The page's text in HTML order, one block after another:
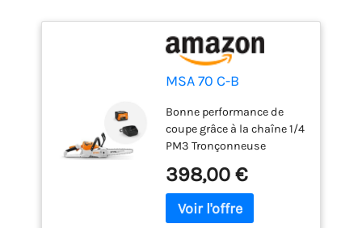
MSA 70 C-B
Bonne performance de
coupe grâce à la chaîne 1/4
PM3 Tronçonneuse
l'entretien du terrain et les
travaux manuels Réglage
facile de la chaîne grâce
398,00 €